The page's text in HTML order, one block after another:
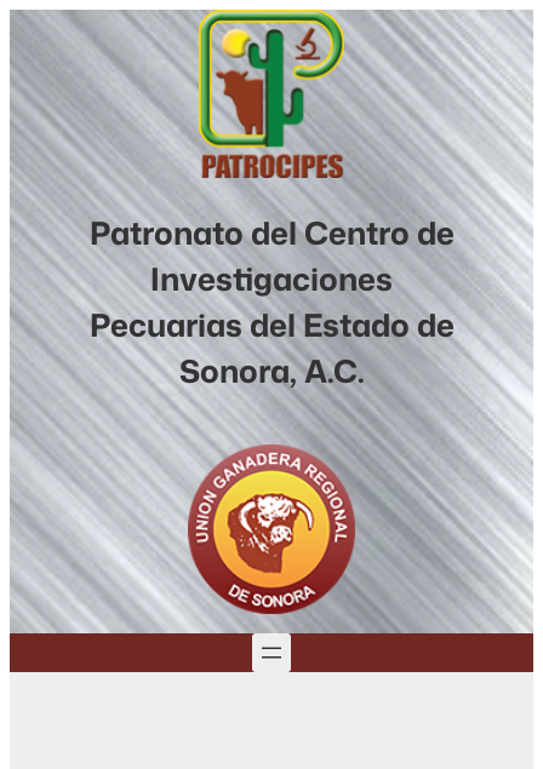
Saltar
contenido
Patronato del Centro de
Investigaciones
Pecuarias del Estado de
Sonora, A.C.